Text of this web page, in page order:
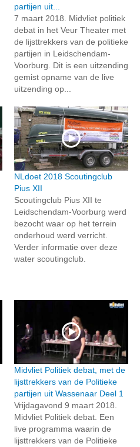
partijen uit...
7 maart 2018. Midvliet politiek
debat in het Veur Theater met
de lijsttrekkers van de politieke
partijen in Leidschendam-
Voorburg. Dit is een uitzending
gemist opname van de live
uitzending op...
NLdoet 2018 Scoutingclub
Pius XII
Scoutingclub Pius XII te
Leidschendam-Voorburg werd
bezocht waar op het terrein
onderhoud werd verricht.
Verder informatie over deze
water scoutingclub.
Midvliet Politiek debat, met de
lijsttrekkers van de Politieke
partijen uit Wassenaar Deel 1
Vrijdagavond 9 maart 2018.
Midvliet Politiek debat. Een
live programma waarin de
lijsttrekkers van de Politieke